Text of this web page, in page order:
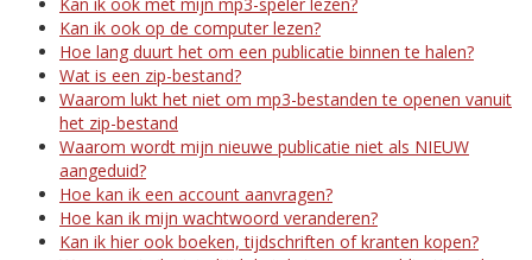
Kan ik ook op de computer lezen?
Hoe lang duurt het om een publicatie binnen te halen?
Wat is een zip-bestand?
Waarom lukt het niet om mp3-bestanden te openen vanuit
het zip-bestand
Waarom wordt mijn nieuwe publicatie niet als NIEUW
aangeduid?
Hoe kan ik een account aanvragen?
Hoe kan ik mijn wachtwoord veranderen?
Kan ik hier ook boeken, tijdschriften of kranten kopen?